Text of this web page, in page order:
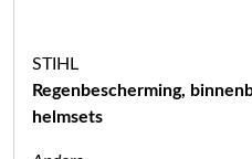
STIHL
Regenbescherming,
helmsets